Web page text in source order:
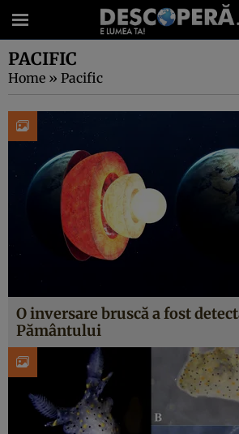
PACIFIC
Home » Pacific
O inversare bruscă a fost
Pământului